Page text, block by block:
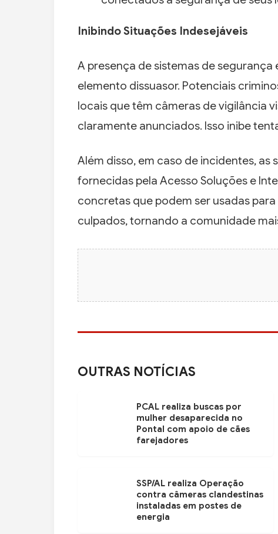
Inibindo Situações Indesejáveis
A presença de sistemas de
elemento dissuasor. Potenciais
locais que têm câmeras de vigilância
claramente anunciados. Isso inibe
Além disso, em caso de incidentes,
fornecidas pela Acesso Soluções e
concretas que podem ser usadas
culpados, tornando a comunidade
OUTRAS NOTÍCIAS
PCAL realiza buscas por
mulher desaparecida no
Pontal com apoio de cães
farejadores
SSP/AL realiza Operação
contra câmeras clandestinas
instaladas em postes de
energia